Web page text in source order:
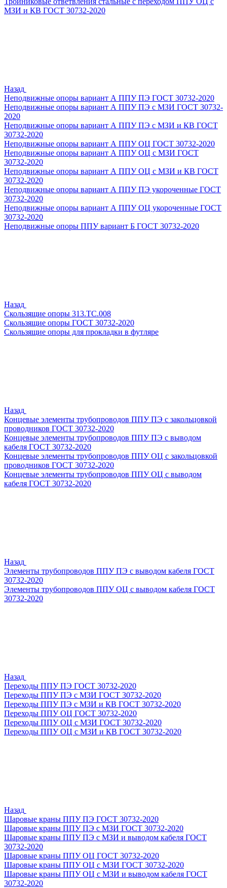
МЗИ и КВ ГОСТ 30732-2020
Назад
Неподвижные опоры вариант А ППУ ПЭ ГОСТ 30732-2020
Неподвижные опоры вариант А ППУ ПЭ с МЗИ ГОСТ 30732-
2020
Неподвижные опоры вариант А ППУ ПЭ с МЗИ и КВ ГОСТ
30732-2020
Неподвижные опоры вариант А ППУ ОЦ ГОСТ 30732-2020
Неподвижные опоры вариант А ППУ ОЦ с МЗИ ГОСТ
30732-2020
Неподвижные опоры вариант А ППУ ОЦ с МЗИ и КВ ГОСТ
30732-2020
Неподвижные опоры вариант А ППУ ПЭ укороченные ГОСТ
30732-2020
Неподвижные опоры вариант А ППУ ОЦ укороченные ГОСТ
30732-2020
Неподвижные опоры ППУ вариант Б ГОСТ 30732-2020
Назад
Скользящие опоры 313.ТС.008
Скользящие опоры ГОСТ 30732-2020
Скользящие опоры для прокладки в футляре
Назад
Концевые элементы трубопроводов ППУ ПЭ с закольцовкой
проводников ГОСТ 30732-2020
Концевые элементы трубопроводов ППУ ПЭ с выводом
кабеля ГОСТ 30732-2020
Концевые элементы трубопроводов ППУ ОЦ с закольцовкой
проводников ГОСТ 30732-2020
Концевые элементы трубопроводов ППУ ОЦ с выводом
кабеля ГОСТ 30732-2020
Назад
Элементы трубопроводов ППУ ПЭ с выводом кабеля ГОСТ
30732-2020
Элементы трубопроводов ППУ ОЦ с выводом кабеля ГОСТ
30732-2020
Назад
Переходы ППУ ПЭ ГОСТ 30732-2020
Переходы ППУ ПЭ с МЗИ ГОСТ 30732-2020
Переходы ППУ ПЭ с МЗИ и КВ ГОСТ 30732-2020
Переходы ППУ ОЦ ГОСТ 30732-2020
Переходы ППУ ОЦ с МЗИ ГОСТ 30732-2020
Переходы ППУ ОЦ с МЗИ и КВ ГОСТ 30732-2020
Назад
Шаровые краны ППУ ПЭ ГОСТ 30732-2020
Шаровые краны ППУ ПЭ с МЗИ ГОСТ 30732-2020
Шаровые краны ППУ ПЭ с МЗИ и выводом кабеля ГОСТ
30732-2020
Шаровые краны ППУ ОЦ ГОСТ 30732-2020
Шаровые краны ППУ ОЦ с МЗИ ГОСТ 30732-2020
Шаровые краны ППУ ОЦ с МЗИ и выводом кабеля ГОСТ
30732-2020